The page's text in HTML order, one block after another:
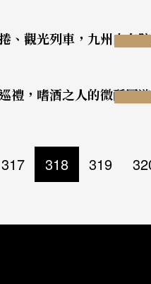
、觀光列車，九州由布
禮，嗜酒之人的微醺園
317 318 319